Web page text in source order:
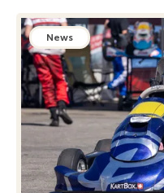
News